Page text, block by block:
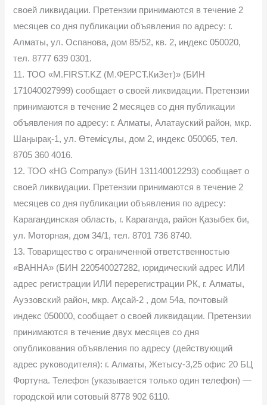
своей ликвидации. Претензии принимаются в течение 2
месяцев со дня публикации объявления по адресу: г.
Алматы, ул. Оспанова, дом 85/52, кв. 2, индекс 050020,
тел. 8777 639 0301.
11. ТОО «M.FIRST.KZ (М.ФЕРСТ.КиЗет)» (БИН
171040027999) сообщает о своей ликвидации. Претензии
принимаются в течение 2 месяцев со дня публикации
объявления по адресу: г. Алматы, Алатауский район, мкр.
Шаңырақ-1, ул. Өтемісұлы, дом 2, индекс 050065, тел.
8705 360 4016.
12. ТОО «HG Company» (БИН 131140012293) сообщает о
своей ликвидации. Претензии принимаются в течение 2
месяцев со дня публикации объявления по адресу:
Карагандинская область, г. Караганда, район Қазыбек би,
ул. Моторная, дом 34/1, тел. 8701 736 8740.
13. Товарищество с ограниченной ответственностью
«ВАННА» (БИН 220540027282, юридический адрес ИЛИ
адрес регистрации ИЛИ перерегистрации РК, г. Алматы,
Ауэзовский район, мкр. Ақсай-2 , дом 54а, почтовый
индекс 050000, сообщает о своей ликвидации. Претензии
принимаются в течение двух месяцев со дня
опубликования объявления по адресу (действующий
адрес руководителя): г. Алматы, Жетысу-3,25 офис 20 БЦ
Фортуна. Телефон (указывается только один телефон) —
городской или сотовый 8778 902 6110.